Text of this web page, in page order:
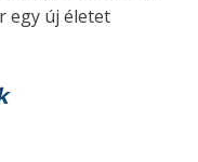
egy új életet